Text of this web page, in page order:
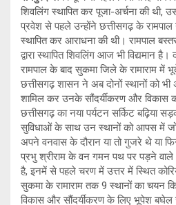
शिवलिंग स्थापित कर पूजा-अर्चना की थी,
प्रवेश से पहले उन्होंने छत्तीसगढ़ के
स्थापित कर आराधना की थी। रामपाल
द्वारा स्थापित शिवलिंग आज भी विद्यमान
रामपाल के बाद सुकमा जिले के रामाराम में
छत्तीसगढ़ शासन ने अब दोनों स्थानों को
शामिल कर उनके सौंदर्यीकरण और विकास
छत्तीसगढ़ का नया पर्यटन सर्किट बढ़िया
सुविधाओं के साथ उन स्थानों को आपस में
अपने वनवास के दौरान या तो गुजरे थे या
प्रभु श्रीराम के वन गमन पथ पर पड़ने वाले
है, इनमें से पहले चरण में उत्तर में स्थित
सुकमा के रामाराम तक 9 स्थानों का चयन
विकास और सौंदर्यीकरण के लिए भूपेश